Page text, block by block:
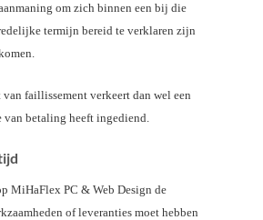
om zich binnen een bij die
termijn bereid te verklaren zijn
van faillissement verkeert dan wel een
van betaling heeft ingediend.
MiHaFlex PC & Web Design de
of leveranties moet hebben